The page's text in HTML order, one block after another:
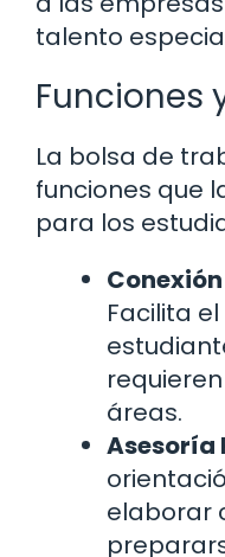
talento
Funciones
La bolsa de
funciones que
para los
Facilita
áreas.
Asesoría
elaborar